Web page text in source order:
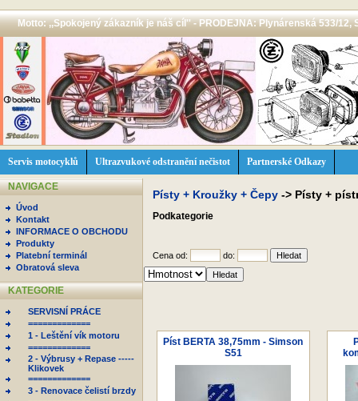
Motto: ,,Spokojený zákazník je náš cíl'' - PRODEJNA: Plynárenská 533/12,
Servis motocyklů Ultrazvukové odstranění nečistot Partnerské Odkazy
NAVIGACE
Úvod
Kontakt
INFORMACE O OBCHODU
Produkty
Platební terminál
Obratová sleva
KATEGORIE
SERVISNÍ PRÁCE
=============
1 - Leštění vík motoru
=============
2 - Výbrusy + Repase -----
Klikovek
=============
3 - Renovace čelistí brzdy
Písty + Kroužky + Čepy -> Písty +
Podkategorie
Cena od: do:
Píst BERTA 38,75mm - Simson
S51